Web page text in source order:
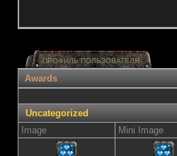
ПРОФИЛЬ ПОЛЬЗОВАТЕЛЯ
Awards
Uncategorized
Image
Mini Image